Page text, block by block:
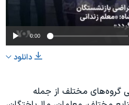
0:00
دانلود
مختلف از جمله